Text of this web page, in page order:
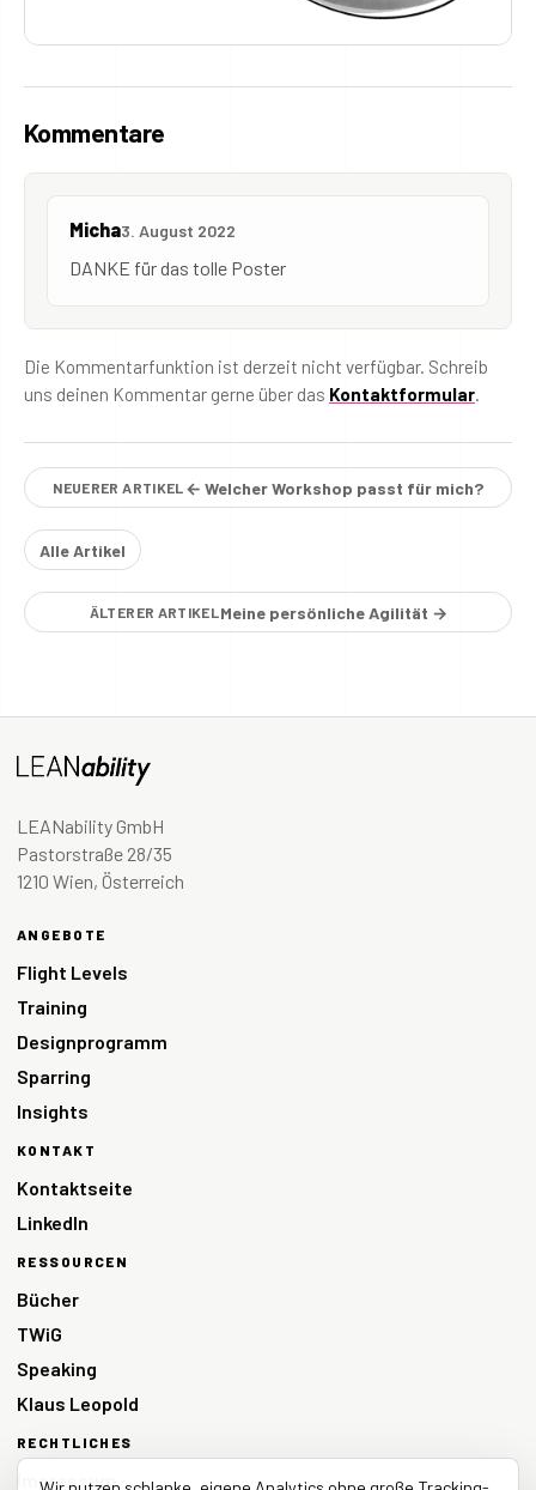
Kommentare
Micha3. August 2022
DANKE für das tolle Poster
Die Kommentarfunktion ist derzeit nicht verfügbar. Schreib
uns deinen Kommentar gerne über das Kontaktformular.
NEUERER ARTIKEL ← Welcher Workshop passt für mich?
Alle Artikel
ÄLTERER ARTIKELMeine persönliche Agilität →
LEANability GmbH
Pastorstraße 28/35
1210 Wien, Österreich
ANGEBOTE
Flight Levels
Training
Designprogramm
Sparring
Insights
KONTAKT
Kontaktseite
LinkedIn
RESSOURCEN
Bücher
TWiG
Speaking
Klaus Leopold
RECHTLICHES
Impressum